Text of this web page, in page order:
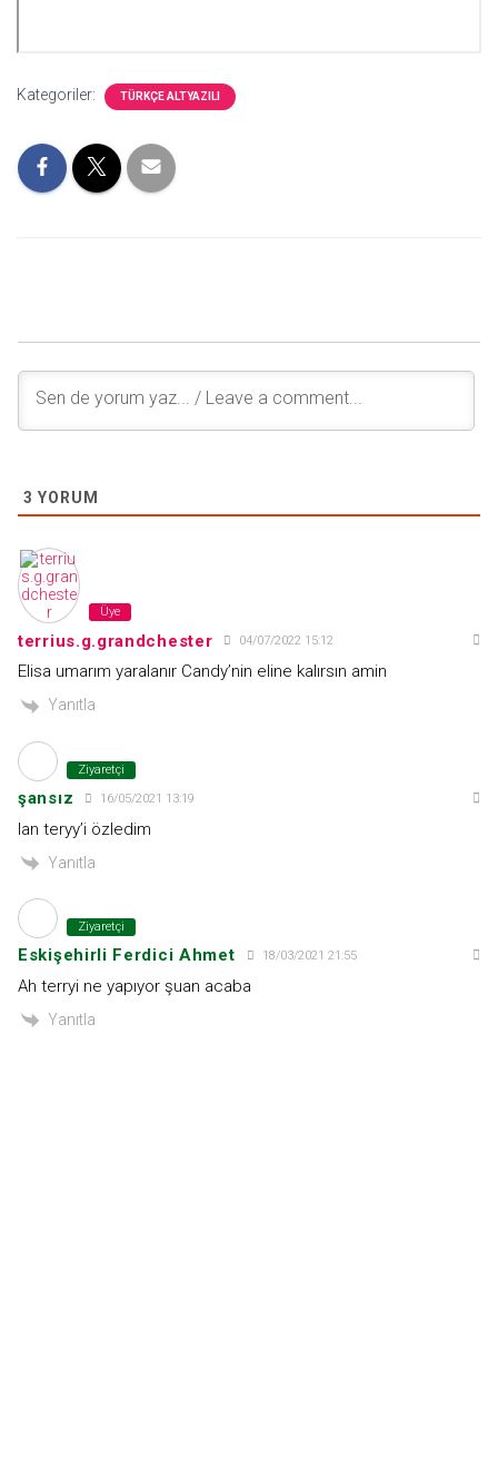
Kategoriler: TÜRKÇE ALTYAZILI
3 YORUM
Üye
terrius.g.grandchester 04/07/2022 15:12
Elisa umarım yaralanır Candy’nin eline kalırsın amin
Yanıtla
Ziyaretçi
şansız 16/05/2021 13:19
lan teryy’i özledim
Yanıtla
Ziyaretçi
Eskişehirli Ferdici Ahmet 18/03/2021 21:55
Ah terryi ne yapıyor şuan acaba
Yanıtla